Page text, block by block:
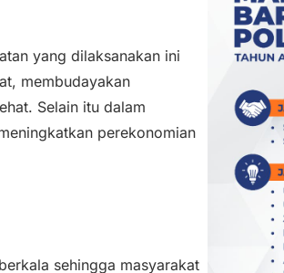
yang dilaksanakan ini
membudayakan
Selain itu dalam
perekonomian
sehingga masyarakat